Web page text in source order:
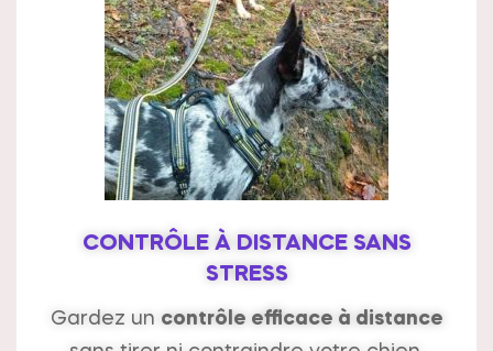
CONTRÔLE À DISTANCE SANS
STRESS
Gardez un contrôle efficace à distance